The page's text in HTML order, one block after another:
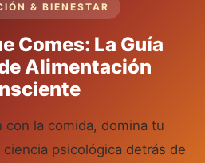
& BIENESTAR
Comes: La Guía
Alimentación
con la comida, domina tu
psicológica detrás de